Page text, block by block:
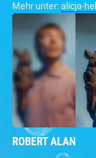
Mehr unter: alicja-
ROBERT ALAN